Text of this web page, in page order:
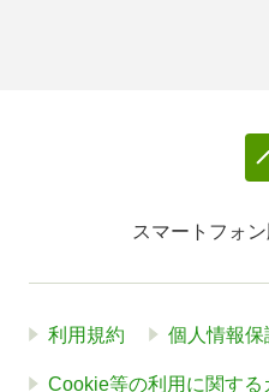
スマートフォン
利用規約 個人情報
Cookie等の利用に関する